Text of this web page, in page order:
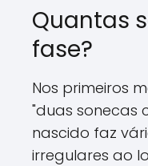
Quantas
fase?
Nos primeiros
"duas sonecas
nascido faz
irregulares ao